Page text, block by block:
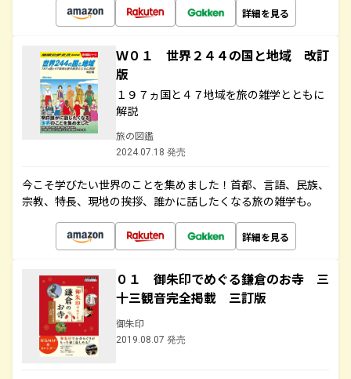
詳細を見る
Ｗ０１ 世界２４４の国と地域 改訂
版
１９７ヵ国と４７地域を旅の雑学とともに
解説
旅の図鑑
2024.07.18 発売
今こそ学びたい世界のことを集めました！首都、言語、民族、
宗教、特長、現地の挨拶、誰かに話したくなる旅の雑学も。
詳細を見る
０１ 御朱印でめぐる鎌倉のお寺 三
十三観音完全掲載 三訂版
御朱印
2019.08.07 発売